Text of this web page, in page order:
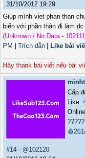
31/10/2012 19:29
Giúp mình viet phan than
biến với phần thân đi làm
(Unknown / No Data -
PM
Trích dẫn Like bài
Hãy thank bài viết nếu bài
Cấp
Like:
?????
#14 - @102120